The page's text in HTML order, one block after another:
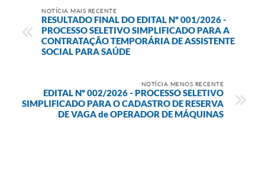
NOTÍCIA MAIS RECENTE
RESULTADO FINAL DO EDITAL Nº 001/2026 -
PROCESSO SELETIVO SIMPLIFICADO PARA A
CONTRATAÇÃO TEMPORÁRIA DE ASSISTENTE
SOCIAL PARA SAÚDE
NOTÍCIA MENOS RECENTE
EDITAL Nº 002/2026 - PROCESSO SELETIVO
SIMPLIFICADO PARA O CADASTRO DE RESERVA
DE VAGA de OPERADOR DE MÁQUINAS